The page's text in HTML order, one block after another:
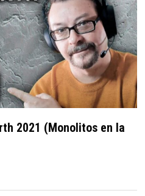
2021 (Monolitos en la